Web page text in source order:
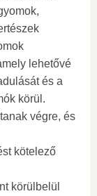
lehetővé
és a
körül.
végre, és
kötelező
körülbelül